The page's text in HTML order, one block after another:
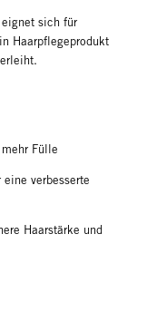
eignet sich für
Haarpflegeprodukt
Fülle
verbesserte
Haarstärke und